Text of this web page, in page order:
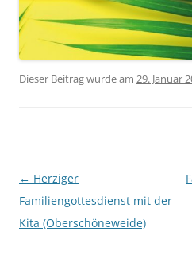
Dieser Beitrag wurde am 29. Januar
Beitragsnavigation
← Herziger
Familiengottesdienst mit der
Kita (Oberschöneweide)